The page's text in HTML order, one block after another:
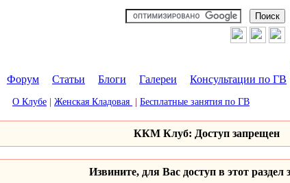
Форум Статьи Блоги Галереи Консультации по ГВ
О Клубе Женская Кладовая Бесплатные занятия по ГВ
ККМ Клуб: Доступ запрещен
Извините, для Вас доступ в этот раздел